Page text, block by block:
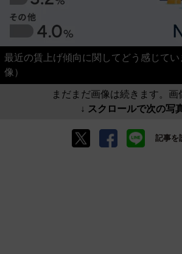
最近の賃上げ傾向に関してどう感じて
像）
まだまだ画像は続きます。画
↓ スクロールで次の写
記事を